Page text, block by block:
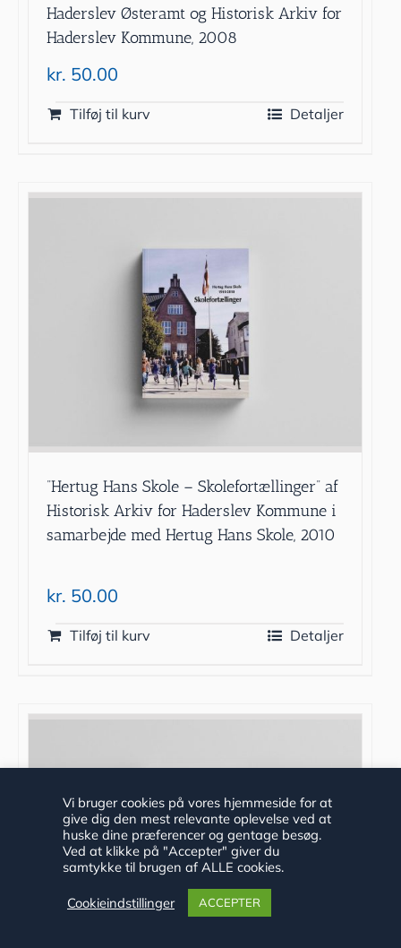
Haderslev Østeramt og Historisk Arkiv for
Haderslev Kommune, 2008
kr. 50.00
Tilføj til kurv Detaljer
”Hertug Hans Skole – Skolefortællinger” af
Historisk Arkiv for Haderslev Kommune i
samarbejde med Hertug Hans Skole, 2010
kr. 50.00
Tilføj til kurv Detaljer
Vi bruger cookies på vores hjemmeside for at
give dig den mest relevante oplevelse ved at
huske dine præferencer og gentage besøg.
Ved at klikke på "Accepter" giver du
samtykke til brugen af ALLE cookies.
Cookieindstillinger ACCEPTER